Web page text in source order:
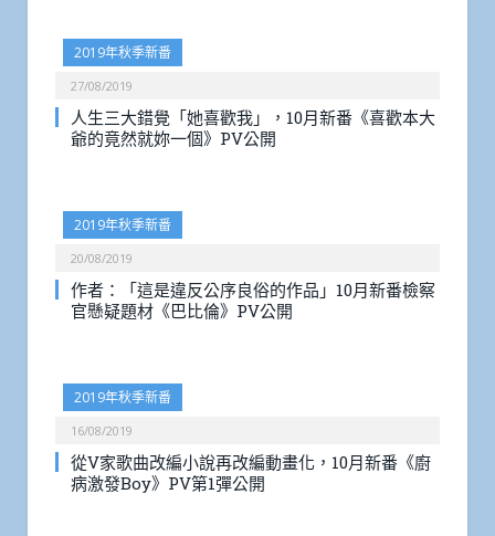
2019年秋季新番
27/08/2019
人生三大錯覺「她喜歡我」，10月新番《喜歡本大
爺的竟然就妳一個》PV公開
2019年秋季新番
20/08/2019
作者：「這是違反公序良俗的作品」10月新番檢察
官懸疑題材《巴比倫》PV公開
2019年秋季新番
16/08/2019
從V家歌曲改編小說再改編動畫化，10月新番《廚
病激發Boy》PV第1彈公開